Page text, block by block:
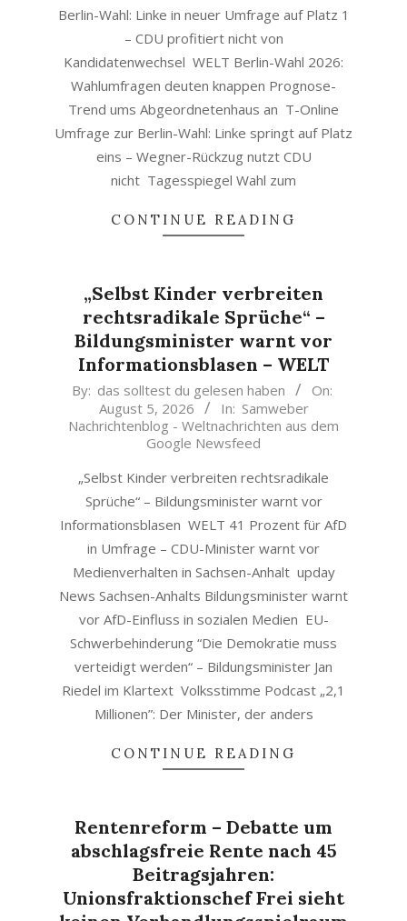
Berlin-Wahl: Linke in neuer Umfrage auf Platz 1
– CDU profitiert nicht von
Kandidatenwechsel WELT Berlin-Wahl 2026:
Wahlumfragen deuten knappen Prognose-
Trend ums Abgeordnetenhaus an T-Online
Umfrage zur Berlin-Wahl: Linke springt auf Platz
eins – Wegner-Rückzug nutzt CDU
nicht Tagesspiegel Wahl zum
CONTINUE READING
„Selbst Kinder verbreiten
rechtsradikale Sprüche“ –
Bildungsminister warnt vor
Informationsblasen – WELT
2026-
05
By: das solltest du gelesen haben
On:
August 5, 2026
In: Samweber
Nachrichtenblog - Weltnachrichten aus dem
Google Newsfeed
„Selbst Kinder verbreiten rechtsradikale
Sprüche“ – Bildungsminister warnt vor
Informationsblasen WELT 41 Prozent für AfD
in Umfrage – CDU-Minister warnt vor
Medienverhalten in Sachsen-Anhalt upday
News Sachsen-Anhalts Bildungsminister warnt
vor AfD-Einfluss in sozialen Medien EU-
Schwerbehinderung “Die Demokratie muss
verteidigt werden“ – Bildungsminister Jan
Riedel im Klartext Volksstimme Podcast „2,1
Millionen”: Der Minister, der anders
CONTINUE READING
Rentenreform – Debatte um
abschlagsfreie Rente nach 45
Beitragsjahren:
Unionsfraktionschef Frei sieht